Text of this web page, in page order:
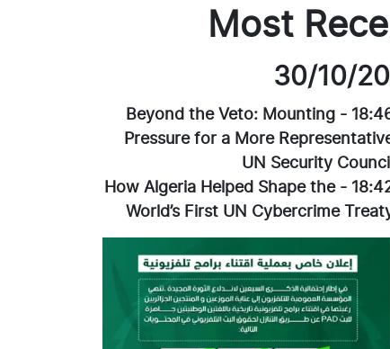
Most
30/10/
-
Beyond the Veto: Mounting
Pressure for a More
UN Security
-
How Algeria Helped Shape the
World’s First UN Cybercrime